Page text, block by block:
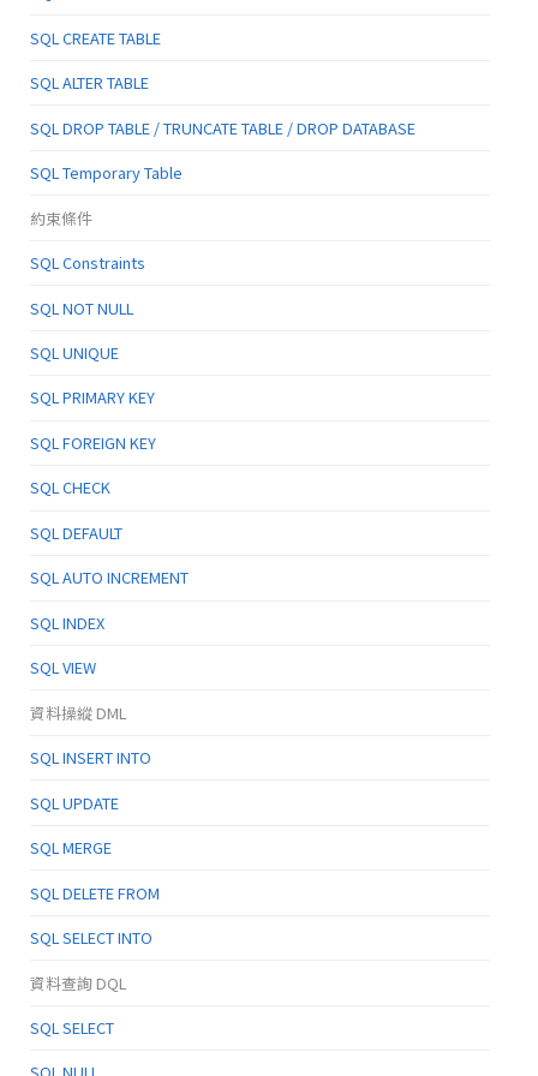
SQL CREATE TABLE
SQL ALTER TABLE
SQL DROP TABLE / TRUNCATE TABLE / DROP DATABASE
SQL Temporary Table
約束條件
SQL Constraints
SQL NOT NULL
SQL UNIQUE
SQL PRIMARY KEY
SQL FOREIGN KEY
SQL CHECK
SQL DEFAULT
SQL AUTO INCREMENT
SQL INDEX
SQL VIEW
資料操縱 DML
SQL INSERT INTO
SQL UPDATE
SQL MERGE
SQL DELETE FROM
SQL SELECT INTO
資料查詢 DQL
SQL SELECT